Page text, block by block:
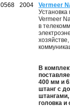
0568 2004
Vermeer
Установка
Vermeer
в
В
400 мм и
штанг с
штангами,
головка и